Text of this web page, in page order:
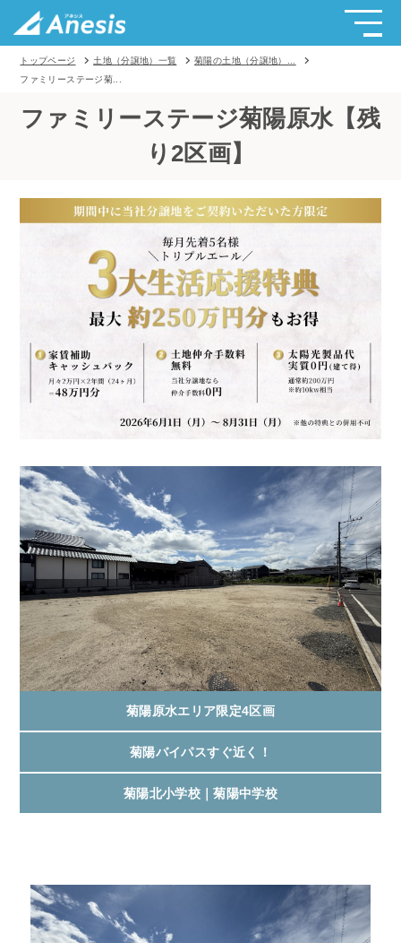
トップページ 土地（分譲地）一覧
菊陽の土地（分譲地）...
ファミリーステージ菊...
ファミリーステージ菊陽原水【残
り2区画】
菊陽原水エリア限定4区画
菊陽バイパスすぐ近く！
菊陽北小学校｜菊陽中学校